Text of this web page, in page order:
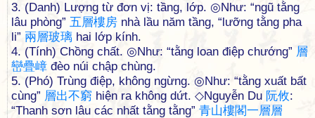
3. (Danh) Lượng từ đơn vị: tầng, lớp. ◎Như: “ngũ tằng
lâu phòng” 五層樓房 nhà lầu năm tầng, “lưỡng tằng pha
li” 兩層玻璃 hai lớp kính.
4. (Tính) Chồng chất. ◎Như: “tằng loan điệp chướng” 層
巒疊嶂 đèo núi chập chùng.
5. (Phó) Trùng điệp, không ngừng. ◎Như: “tằng xuất bất
cùng” 層出不窮 hiện ra không dứt. ◇Nguyễn Du 阮攸:
“Thanh sơn lâu các nhất tằng tằng” 青山樓閣一層層